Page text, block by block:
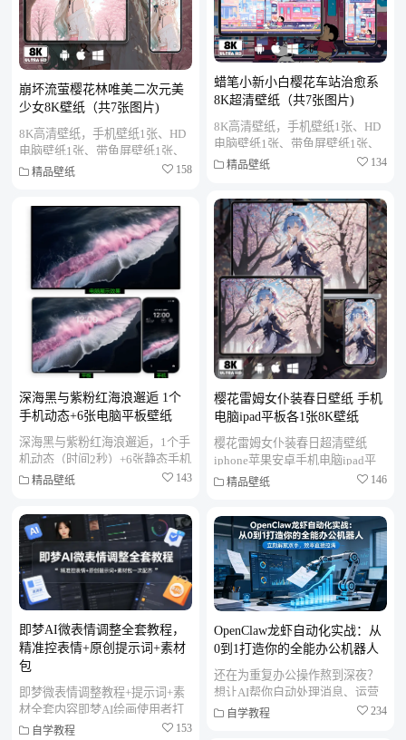
崩坏流萤樱花林唯美二次元美
少女8K壁纸（共7张图片)
8K高清壁纸，手机壁纸1张、HD
电脑壁纸1张、带鱼屏壁纸1张、
折叠屏壁纸1张、MAC笔记本壁
精品壁纸 158
蜡笔小新小白樱花车站治愈系
8K超清壁纸（共7张图片)
8K高清壁纸，手机壁纸1张、HD
电脑壁纸1张、带鱼屏壁纸1张、
折叠屏壁纸1张、MAC笔记本壁
精品壁纸 134
樱花雷姆女仆装春日壁纸 手机
电脑ipad平板各1张8K壁纸
樱花雷姆女仆装春日超清壁纸
iphone苹果安卓手机电脑ipad平
板壁纸。壁纸品质：8K高清壁纸
精品壁纸 146
深海黑与紫粉红海浪邂逅 1个
手机动态+6张电脑平板壁纸
深海黑与紫粉红海浪邂逅，1个手
机动态（时间2秒）+6张静态手机
电脑平板壁纸,说明 ：动态效果跟
精品壁纸 143
即梦AI微表情调整全套教程，
精准控表情+原创提示词+素材
包
即梦微表情调整教程+提示词+素
材全套内容即梦AI绘画使用者打
造，全程实战落地、小白友好，
自学教程 153
OpenClaw龙虾自动化实战：从
0到1打造你的全能办公机器人
还在为重复办公操作熬到深夜？
想让AI帮你自动处理消息、运营
账号？OpenClaw龙虾自动化实战
自学教程 234